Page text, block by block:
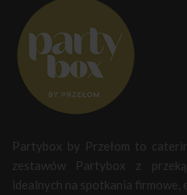
Partybox by Przełom to
zestawów Partybox z
idealnych na spotkania firmowe,